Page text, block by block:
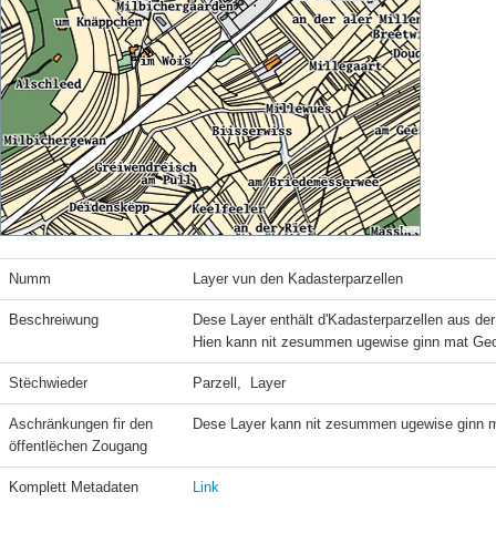
Numm Layer vun den Kadasterparzellen
Beschreiwung
Dese Layer enthält d'Kadasterparzellen aus
Hien kann nit zesummen ugewise ginn mat
Stëchwieder Parzell,  Layer
Aschränkungen fir den
öffentlëchen Zougang
Dese Layer kann nit zesummen ugewise ginn
Komplett Metadaten Link